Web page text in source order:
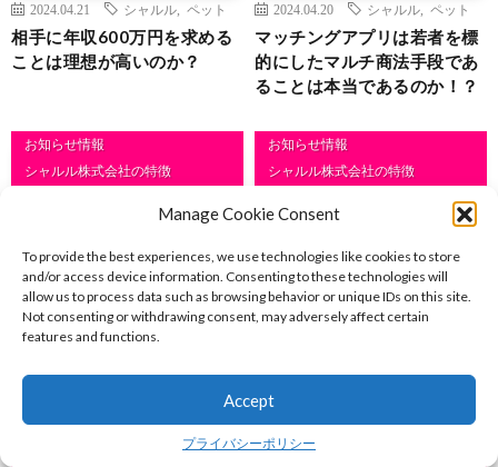
Manage Cookie Consent
To provide the best experiences, we use technologies like cookies to store
and/or access device information. Consenting to these technologies will
allow us to process data such as browsing behavior or unique IDs on this site.
Not consenting or withdrawing consent, may adversely affect certain
features and functions.
Accept
プライバシーポリシー
2024.04.21 シャルル ペット
相手に年収600万円を求める
ことは理想が高いのか？
2024.04.20 シャルル ペット
マッチングアプリは若者を標
的にしたマルチ商法手段であ
ることは本当であるのか！？
お知らせ情報
シャルル株式会社の特徴
無料カウンセリング・無料セミナ
結婚相談
2024.04.19
GW,ゴールデンウィーク
ゴールデンウィークに婚活を
説！
お知らせ情報
シャルル株式会社の特徴
無料カウンセリング・無料セミナ
結婚相談
2024.04.14
40代男性, コミュニケーション
40代男性のための結婚相談所
イント
お知らせ情報